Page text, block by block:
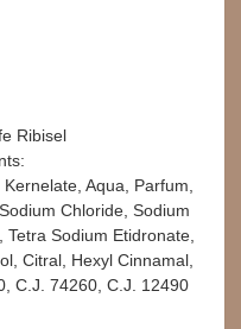
Ribisel
Aqua, Parfum,
Chloride, Sodium
Sodium Etidronate,
Citral, Hexyl Cinnamal,
C.J. 74260, C.J. 12490